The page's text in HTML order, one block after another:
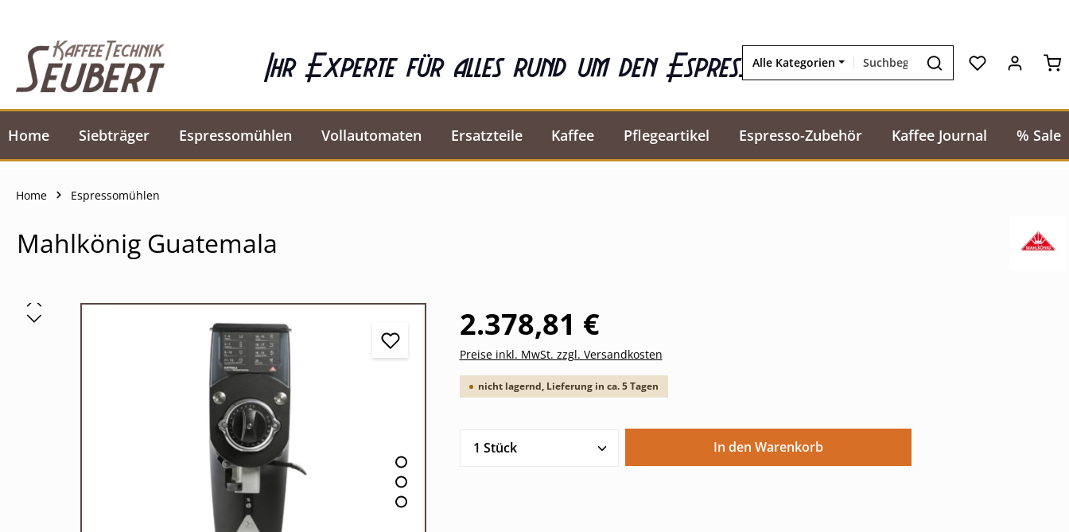
Ihr Experte für alles rund um den EspressoAlle Kategorien
Home Siebträger Espressomühlen Vollautomaten Ersatzteile Kaffee Pflegeartikel Espresso-Zubehör Kaffee Journal % Sale
Home Espressomühlen
Mahlkönig Guatemala
Bildergalerie überspringen 2.378,81 €
Preise inkl. MwSt. zzgl. Versandkosten
nicht lagernd, Lieferung in ca. 5 Tagen
Produkt Anzahl: Gib den gewünschten Wert ein oder benutze die
In den Warenkorb